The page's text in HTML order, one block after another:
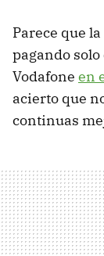
Parece que
pagando
Vodafone en
acierto que
continuas